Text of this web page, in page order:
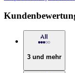
3 und mehr